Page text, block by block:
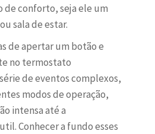
conforto, seja ele um
sala de estar.
de apertar um botão e
no termostato
de eventos complexos,
modos de operação,
intensa até a
Conhecer a fundo esses